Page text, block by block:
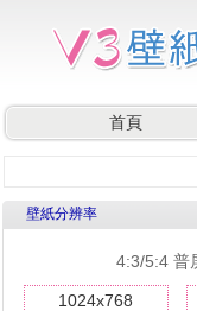
首頁
壁紙分辨率
4:3/5:4 普
1024x768